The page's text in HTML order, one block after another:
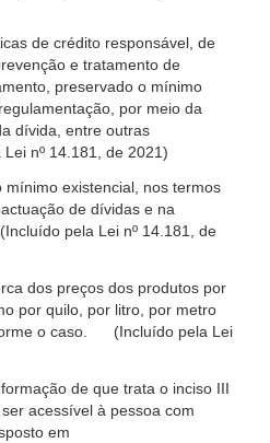
de crédito responsável, de
e tratamento de
preservado o mínimo
por meio da
dívida, entre outras
nº 14.181, de 2021)
mínimo existencial, nos termos
de dívidas e na
pela Lei nº 14.181, de
dos preços dos produtos por
por quilo, por litro, por metro
o caso. (Incluído pela Lei
de que trata o inciso III
acessível à pessoa com
em